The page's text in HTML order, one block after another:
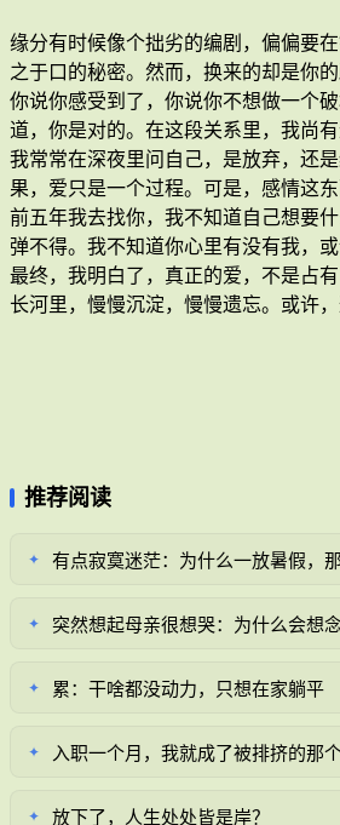
缘分有时候像个拙劣的编剧，偏偏要
之于口的秘密。然而，换来的却是你
你说你感受到了，你说你不想做一个
道，你是对的。在这段关系里，我尚
我常常在深夜里问自己，是放弃，还
果，爱只是一个过程。可是，感情这
前五年我去找你，我不知道自己想要
弹不得。我不知道你心里有没有我，
最终，我明白了，真正的爱，不是占
长河里，慢慢沉淀，慢慢遗忘。或许
推荐阅读
✦ 有点寂寞迷茫：为什么一放暑假，
✦ 突然想起母亲很想哭：为什么会想
✦ 累：干啥都没动力，只想在家躺平
✦ 入职一个月，我就成了被排挤的那
✦ 放下了，人生处处皆是岸？